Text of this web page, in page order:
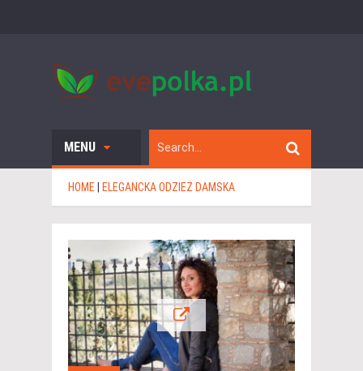
MENU
HOME | ELEGANCKA ODZIEŻ DAMSKA